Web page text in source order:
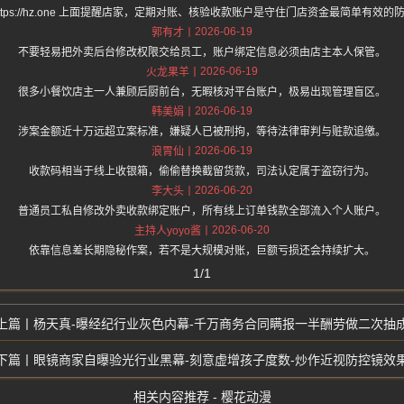
hz.one 上面提醒店家，定期对账、核验收款账户是守住门店资金最简单有效的防
郭有才
2026-06-19
不要轻易把外卖后台修改权限交给员工，账户绑定信息必须由店主本人保管。
火龙果羊
2026-06-19
很多小餐饮店主一人兼顾后厨前台，无暇核对平台账户，极易出现管理盲区。
韩美娟
2026-06-19
涉案金额近十万远超立案标准，嫌疑人已被刑拘，等待法律审判与赃款追缴。
浪胃仙
2026-06-19
收款码相当于线上收银箱，偷偷替换截留货款，司法认定属于盗窃行为。
李大头
2026-06-20
普通员工私自修改外卖收款绑定账户，所有线上订单钱款全部流入个人账户。
主持人yoyo酱
2026-06-20
依靠信息差长期隐秘作案，若不是大规模对账，巨额亏损还会持续扩大。
1/1
杨天真-曝经纪行业灰色内幕-千万商务合同瞒报一半酬劳做二次抽
眼镜商家自曝验光行业黑幕-刻意虚增孩子度数-炒作近视防控镜效
相关内容推荐 - 樱花动漫